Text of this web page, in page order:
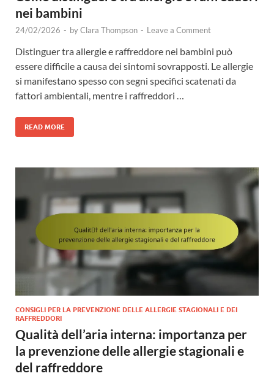
nei bambini
24/02/2026 - byClara Thompson - Leave a Comment
Distinguer tra allergie e raffreddore nei bambini può
essere difficile a causa dei sintomi sovrapposti. Le allergie
si manifestano spesso con segni specifici scatenati da
fattori ambientali, mentre i raffreddori …
READ MORE
CONSIGLI PER LA PREVENZIONE DELLE ALLERGIE STAGIONALI E DEI
RAFFREDDORI
Qualità dell’aria interna: importanza per
la prevenzione delle allergie stagionali e
del raffreddore